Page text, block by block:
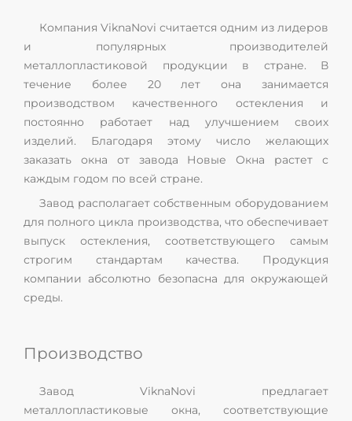
Компания ViknaNovi считается одним из лидеров
и популярных производителей
металлопластиковой продукции в стране. В
течение более 20 лет она занимается
производством качественного остекления и
постоянно работает над улучшением своих
изделий. Благодаря этому число желающих
заказать окна от завода Новые Окна растет с
каждым годом по всей стране.
Завод располагает собственным оборудованием
для полного цикла производства, что обеспечивает
выпуск остекления, соответствующего самым
строгим стандартам качества. Продукция
компании абсолютно безопасна для окружающей
среды.
Производство
Завод ViknaNovi предлагает
металлопластиковые окна, соответствующие